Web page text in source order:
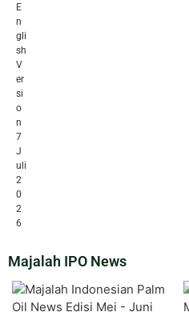
E
n
gli
sh
V
er
si
o
n
7
J
uli
2
0
2
6
Majalah IPO News